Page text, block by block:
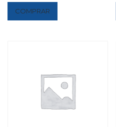
COMPRAR